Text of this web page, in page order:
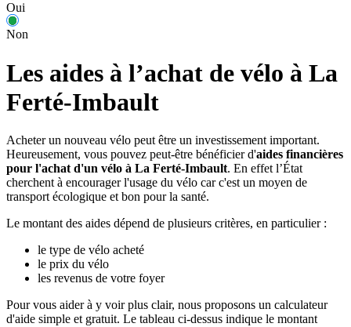
Oui
Non
Les aides à l’achat de vélo à La
Ferté-Imbault
Acheter un nouveau vélo peut être un investissement important.
Heureusement, vous pouvez peut-être bénéficier d'aides financières
pour l'achat d'un vélo à La Ferté-Imbault. En effet l’État
cherchent à encourager l'usage du vélo car c'est un moyen de
transport écologique et bon pour la santé.
Le montant des aides dépend de plusieurs critères, en particulier :
le type de vélo acheté
le prix du vélo
les revenus de votre foyer
Pour vous aider à y voir plus clair, nous proposons un calculateur
d'aide simple et gratuit. Le tableau ci-dessus indique le montant